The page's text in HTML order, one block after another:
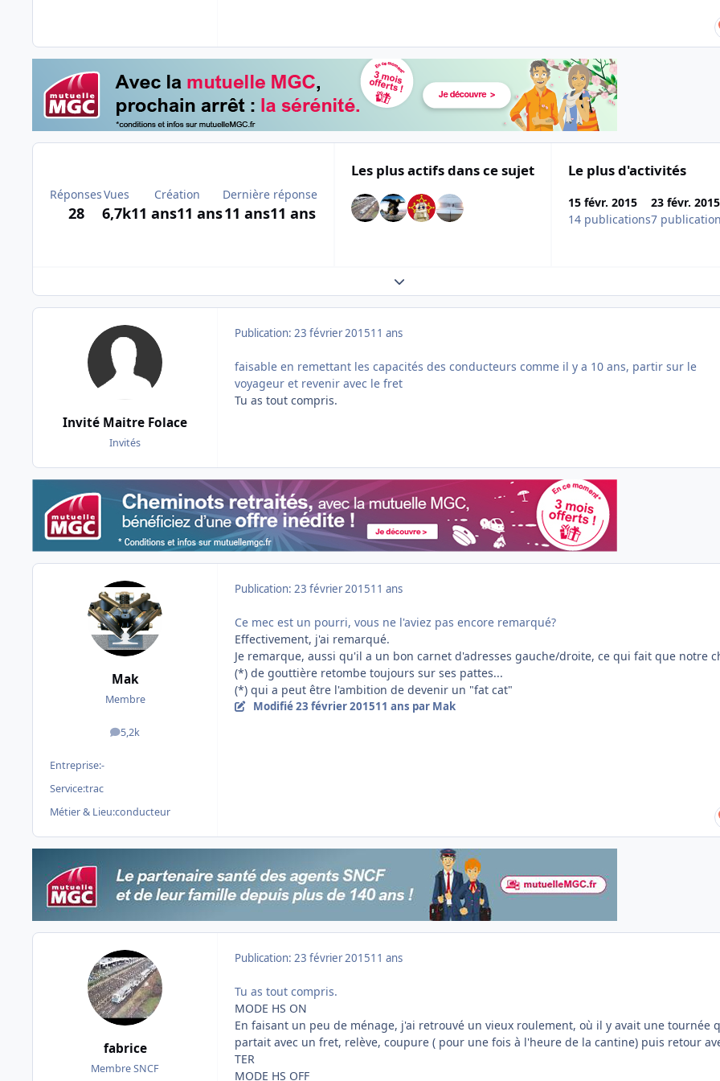
Réponses
28
Vues
6,7k
Création
11 ans11 ans
Dernière réponse
11 ans11 ans
Les plus actifs dans ce sujet Le plus d'activités
15 févr. 2015
14 publications
23 févr. 2015
7
Expand topic overview
Invité Maitre Folace
Invités
Publication: 23 février 201511 ans
faisable en remettant les capacités des conducteurs comme il y a 10 ans, partir sur le
voyageur et revenir avec le fret
Tu as tout compris.
Mak
Membre
5,2k
messages
Entreprise:-
Service:trac
Métier & Lieu:conducteur
Publication: 23 février 201511 ans
Ce mec est un pourri, vous ne l'aviez pas encore remarqué?
Effectivement, j'ai remarqué.
Je remarque, aussi qu'il a un bon carnet d'adresses gauche/droite, ce qui fait que notre
(*) de gouttière retombe toujours sur ses pattes...
(*) qui a peut être l'ambition de devenir un "fat cat"
Modifié23 février 201511 ans par Mak
fabrice
Membre SNCF
Publication: 23 février 201511 ans
Tu as tout compris.
MODE HS ON
En faisant un peu de ménage, j'ai retrouvé un vieux roulement, où il y avait une tournée
partait avec un fret, relève, coupure ( pour une fois à l'heure de la cantine) puis retour
TER
MODE HS OFF